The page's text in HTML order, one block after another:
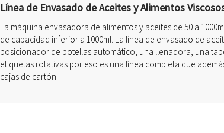
Línea de Envasado de Aceites y Alimentos
La máquina envasadora de alimentos y aceites de 50 a
de capacidad inferior a 1000ml. La línea de envasado de
posicionador de botellas automático, una llenadora, una
etiquetas rotativas por eso es una línea completa que
cajas de cartón.